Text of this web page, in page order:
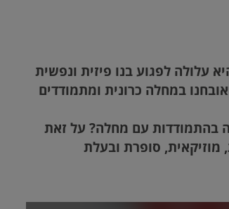
עלולה לפגוע בנו פיזית ונפשית
במחלה כרונית ומתמודדים
בהתמודדות עם מחלה? על זאת
מוזיקאית, סופרת ובעלת